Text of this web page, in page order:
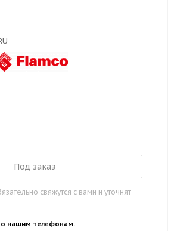
Под заказ
свяжутся с вами и уточнят
нашим телефонам.